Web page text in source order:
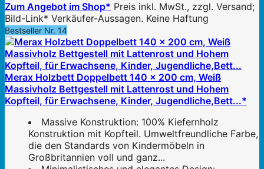
Zum Angebot im Shop* Preis inkl. MwSt., zzgl. Versand;
Bild-Link* Verkäufer-Aussagen. Keine Haftung
Bestseller Nr. 14
Merax Holzbett Doppelbett 140 x 200 cm, Weiß
Massivholz Bettgestell mit Lattenrost und Hohem
Kopfteil, für Erwachsene, Kinder, Jugendliche,Bett...*
Massive Konstruktion: 100% Kiefernholz
Konstruktion mit Kopfteil. Umweltfreundliche Farbe,
die den Standards von Kindermöbeln in
Großbritannien voll und ganz...